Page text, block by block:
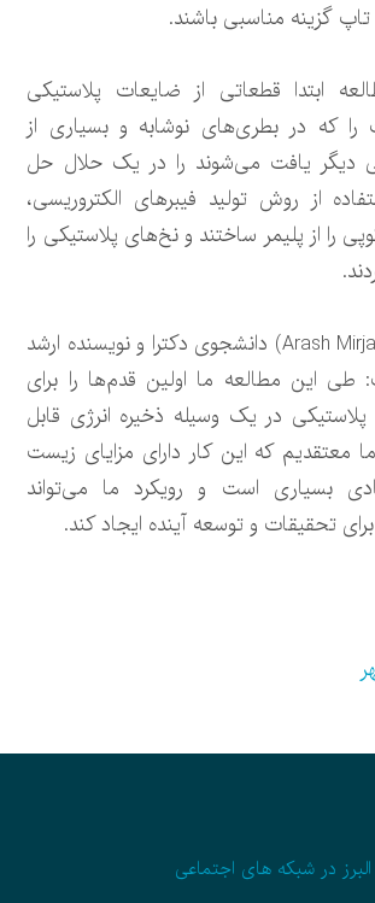
گزینه مناسبی باشند.
ابتدا قطعاتی از ضایعات پلاستیکی
را که در بطری‌های نوشابه و بسیاری از
دیگر یافت می‌شوند را در یک حلال حل
از روش تولید فیبرهای الکتروریسی،
را از پلیمر ساختند و نخ‌های پلاستیکی را
آرش میرجلیلی(Arash Mirjalili) دانشجوی دکترا و نویسنده ارشد
این مطالعه ما اولین قدم‌ها را برای
پلاستیکی در یک وسیله ذخیره انرژی قابل
ما معتقدیم که این کار دارای مزایای زیست
بسیاری است و رویکرد ما می‌تواند
تحقیقات و توسعه آینده ایجاد کند.
در شبکه های اجتماعی